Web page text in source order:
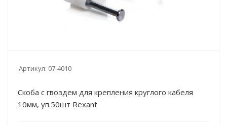
Артикул: 07-4010
Скоба с гвоздем для крепления круглого кабеля
10мм, уп.50шт Rexant